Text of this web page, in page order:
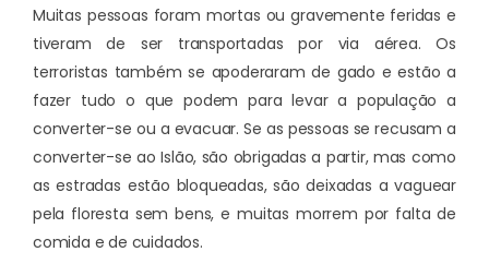
Muitas pessoas foram mortas ou gravemente feridas e
tiveram de ser transportadas por via aérea. Os
terroristas também se apoderaram de gado e estão a
fazer tudo o que podem para levar a população a
converter-se ou a evacuar. Se as pessoas se recusam a
converter-se ao Islão, são obrigadas a partir, mas como
as estradas estão bloqueadas, são deixadas a vaguear
pela floresta sem bens, e muitas morrem por falta de
comida e de cuidados.